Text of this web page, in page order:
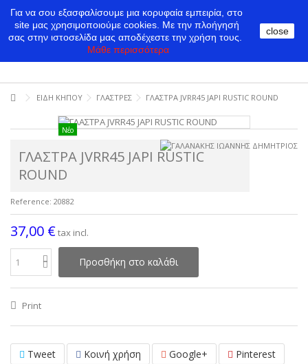
ΕΙΔΗ ΚΗΠΟΥ ΓΛΑΣΤΡΕΣ ΓΛΑΣΤΡΑ JVRR45 JAPI RUSTIC ROUND
Νέο
ΓΛΑΣΤΡΑ JVRR45 JAPI RUSTIC
ROUND
Reference: 20882
37,00 €tax incl.
Προσθήκη στο καλάθι
Print
Tweet Κοινή χρήση Google+ Pinterest
Για να σου εξασφαλίσουμε μια κορυφαία εμπειρία, στο
site μας χρησιμοποιούμε cookies. Με την πλοήγησή
σας στην ιστοσελίδα μας αποδέχεστε την χρήση τους.
Μάθε περισσότερα
close